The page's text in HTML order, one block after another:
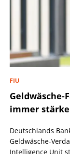
FIU
Geldwäsche-
immer
Deutschlands
Geldwäsche-
Intelligence Unit